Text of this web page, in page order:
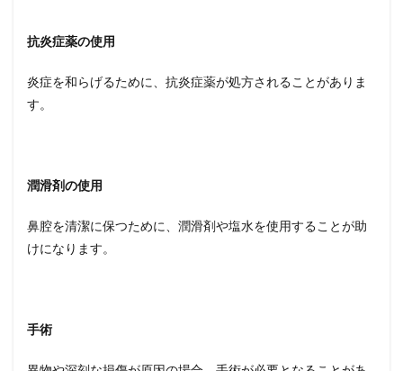
抗炎症薬の使用
炎症を和らげるために、抗炎症薬が処方されることがありま
す。
潤滑剤の使用
鼻腔を清潔に保つために、潤滑剤や塩水を使用することが助
けになります。
手術